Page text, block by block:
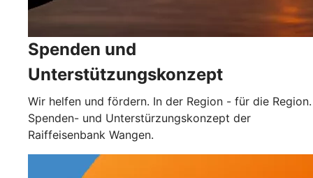
Spenden und
Unterstützungskonzept
Wir helfen und fördern. In der Region - für die Region.
Spenden- und Unterstürzungskonzept der
Raiffeisenbank Wangen.